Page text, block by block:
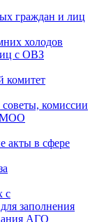
граждан и лиц
холодов
с ОВЗ
комитет
комиссии
МОО
акты в сфере
с
заполнения
АГО